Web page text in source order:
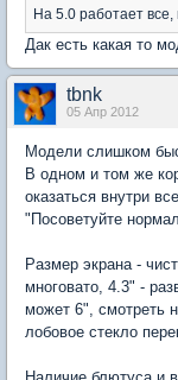
На 5.0 работает все,
Дак есть какая то
tbnk
05 Апр 2012
Модели слишком
В одном и том же
оказаться внутри
"Посоветуйте
Размер экрана -
многовато, 4.3" -
может 6", смотреть
лобовое стекло